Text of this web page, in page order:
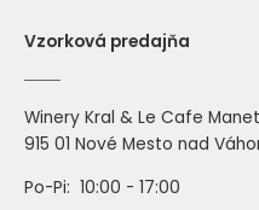
Vzorková predajňa
Winery Kral & Le Cafe
915 01 Nové Mesto nad
Po-Pi: 10:00 - 17:00